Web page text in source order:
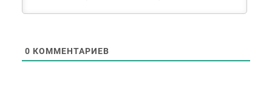
0 КОММЕНТАРИЕВ